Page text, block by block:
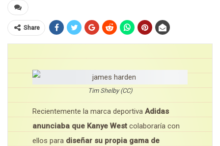
Share
Tim Shelby (CC)
Recientemente la marca deportiva Adidas
anunciaba que Kanye West colaboraría con
ellos para diseñar su propia gama de